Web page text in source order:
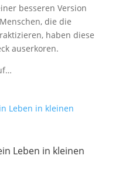
besseren Version
die die
haben diese
auserkoren.
Leben in kleinen